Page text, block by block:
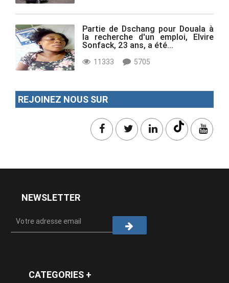
Partie de Dschang pour Douala à
la recherche d'un emploi, Elvire
Sonfack, 23 ans, a été...
11333 5705
REJOINEZ NOUS SUR
NEWSLETTER
CATEGORIES +